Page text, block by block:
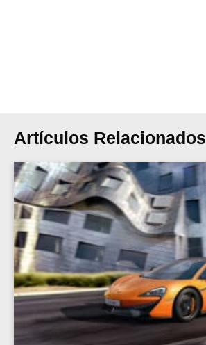
Artículos Relacionados